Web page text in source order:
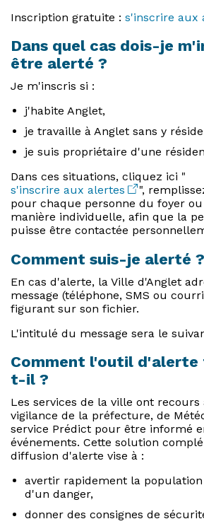
Inscription gratuite : s'inscrire aux
Dans quel cas dois-je
être alerté ?
Je m'inscris si :
j'habite Anglet,
je travaille à Anglet sans y
je suis propriétaire d'une
Dans ces situations, cliquez ici "
s'inscrire aux alertes
",
pour chaque personne du foyer
manière individuelle, afin que la
puisse être contactée
Comment suis-je alerté ?
En cas d'alerte, la Ville d'Anglet
message (téléphone, SMS ou
figurant sur son fichier.
L'intitulé du message sera le
Comment l'outil
t-il ?
Les services de la ville ont
vigilance de la préfecture, de
service Prédict pour être informé
événements. Cette solution
diffusion d'alerte vise à :
avertir rapidement la
d'un danger,
donner des consignes de